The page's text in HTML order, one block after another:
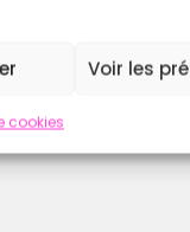
Voir les
cookies